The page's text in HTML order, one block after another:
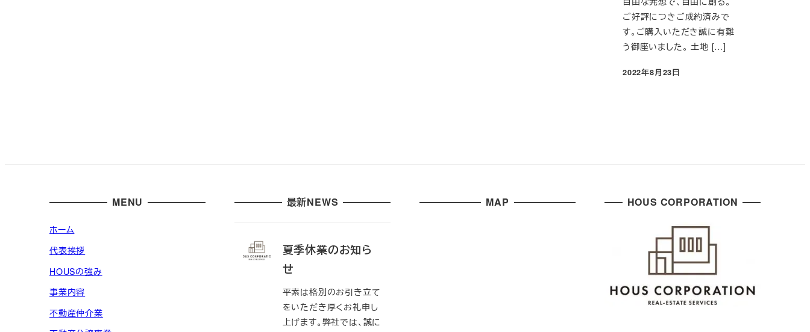
ご好評につきご成約済みで
す。ご購入いただき誠に有難
う御座いました。 土地 […]
投稿日
2022年8月23日
MENU
ホーム
代表挨拶
HOUSの強み
事業内容
不動産仲介業
最新NEWS
夏季休業のお知ら
せ
平素は格別のお引き立て
をいただき厚くお礼申し
上げます。弊社では、誠に
MAP HOUS CORPORATION